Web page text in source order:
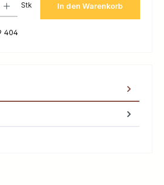
Stk In den Warenkorb
404